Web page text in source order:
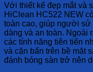
Với thiết kế đẹp mắt và
HiClean HC522 NEW
toàn cao, giúp người sử
dàng và an toàn. Ngoài
các tính năng tiên tiến
và cặn bẩn trên bề mặt
đánh bóng sàn trở nên